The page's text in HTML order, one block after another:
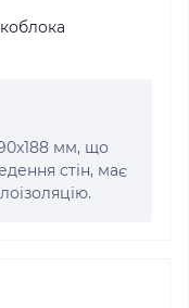
мм, що
стін, має